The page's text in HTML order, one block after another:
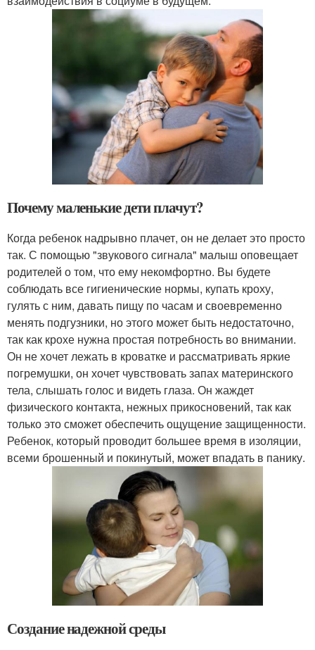
Почему маленькие дети плачут?
Когда ребенок надрывно плачет, он не делает это просто
так. С помощью "звукового сигнала" малыш оповещает
родителей о том, что ему некомфортно. Вы будете
соблюдать все гигиенические нормы, купать кроху,
гулять с ним, давать пищу по часам и своевременно
менять подгузники, но этого может быть недостаточно,
так как крохе нужна простая потребность во внимании.
Он не хочет лежать в кроватке и рассматривать яркие
погремушки, он хочет чувствовать запах материнского
тела, слышать голос и видеть глаза. Он жаждет
физического контакта, нежных прикосновений, так как
только это сможет обеспечить ощущение защищенности.
Ребенок, который проводит большее время в изоляции,
всеми брошенный и покинутый, может впадать в панику.
Создание надежной среды